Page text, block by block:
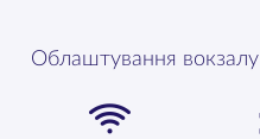
Облаштування вокзалу